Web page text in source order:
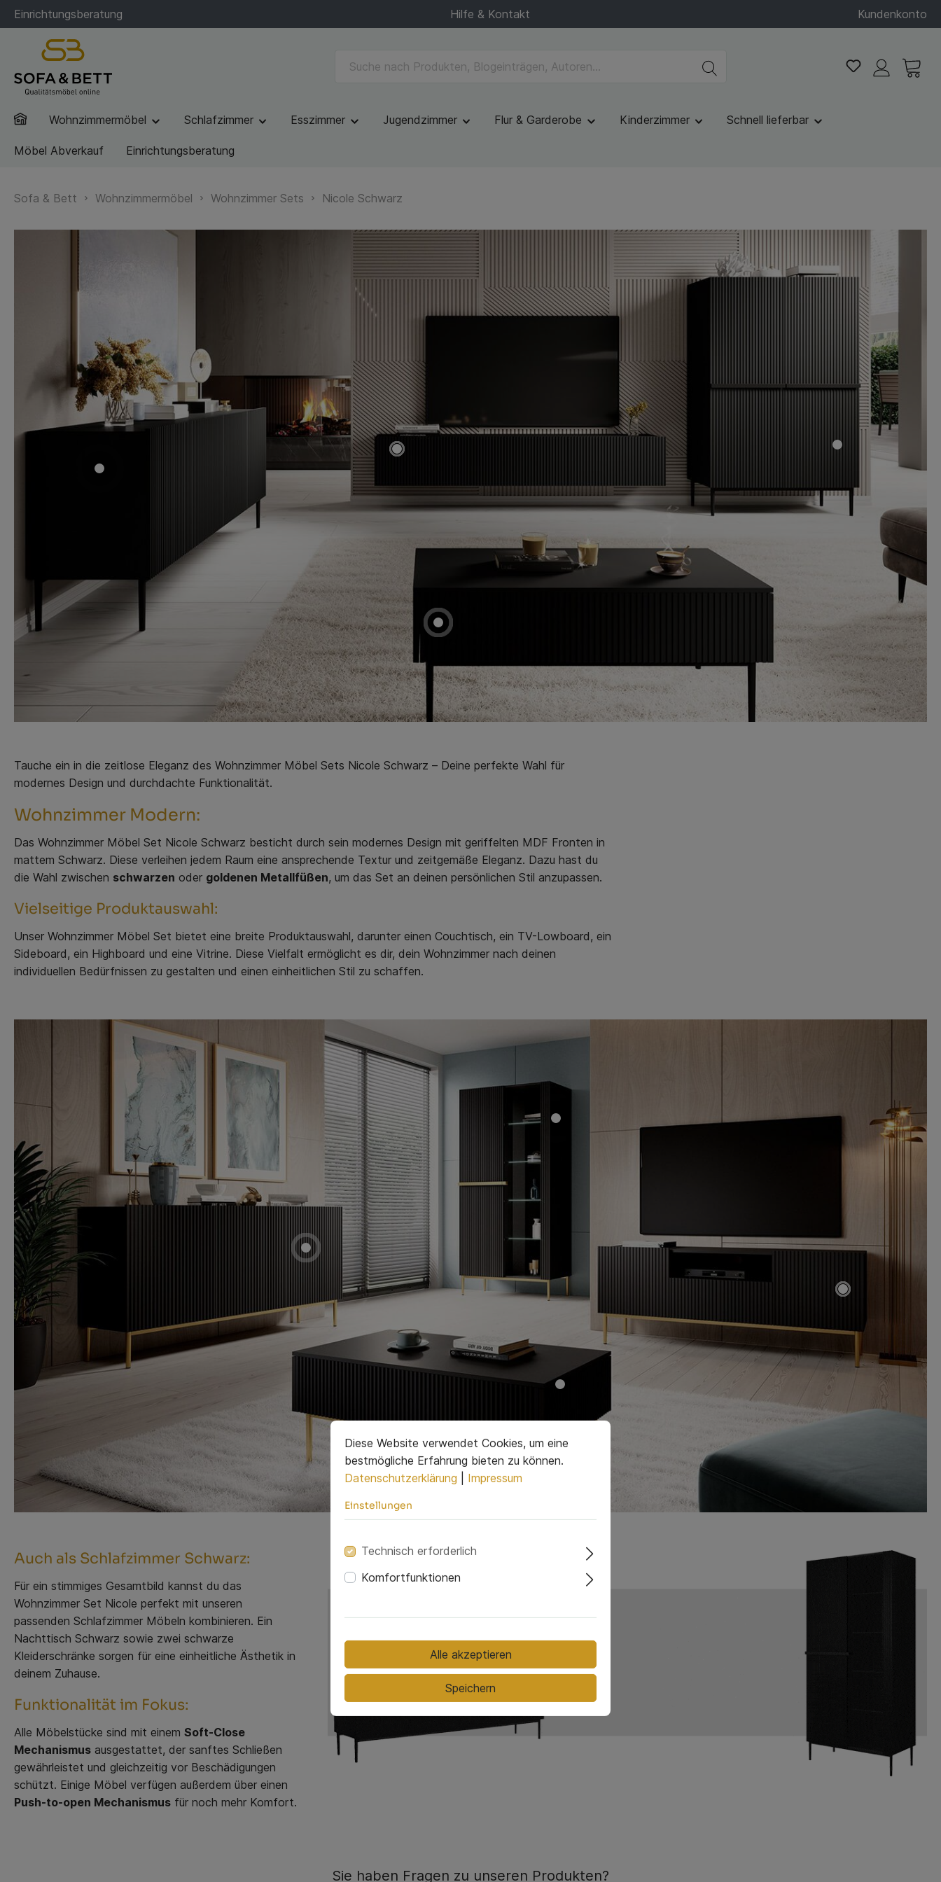
Einrichtungsberatung Hilfe & Kontakt Kundenkonto
Wohnzimmermöbel Schlafzimmer Esszimmer Jugendzimmer Flur & Garderobe Kinderzimmer Schnell lieferbar
Möbel Abverkauf Einrichtungsberatung
Sofa & Bett Wohnzimmermöbel Wohnzimmer Sets Nicole Schwarz
Tauche ein in die zeitlose Eleganz des Wohnzimmer Möbel Sets Nicole Schwarz – Deine perfekte Wahl für
modernes Design und durchdachte Funktionalität.
Wohnzimmer Modern:
Das Wohnzimmer Möbel Set Nicole Schwarz besticht durch sein modernes Design mit geriffelten MDF Fronten in
mattem Schwarz. Diese verleihen jedem Raum eine ansprechende Textur und zeitgemäße Eleganz. Dazu hast du
die Wahl zwischen schwarzen oder goldenen Metallfüßen, um das Set an deinen persönlichen Stil anzupassen.
Vielseitige Produktauswahl:
Unser Wohnzimmer Möbel Set bietet eine breite Produktauswahl, darunter einen Couchtisch, ein TV-Lowboard, ein
Sideboard, ein Highboard und eine Vitrine. Diese Vielfalt ermöglicht es dir, dein Wohnzimmer nach deinen
individuellen Bedürfnissen zu gestalten und einen einheitlichen Stil zu schaffen.
Auch als Schlafzimmer Schwarz:
Für ein stimmiges Gesamtbild kannst du das
Wohnzimmer Set Nicole perfekt mit unseren
passenden Schlafzimmer Möbeln kombinieren. Ein
Nachttisch Schwarz sowie zwei schwarze
Kleiderschränke sorgen für eine einheitliche Ästhetik in
deinem Zuhause.
Funktionalität im Fokus:
Alle Möbelstücke sind mit einem Soft-Close
Mechanismus ausgestattet, der sanftes Schließen
gewährleistet und gleichzeitig vor Beschädigungen
schützt. Einige Möbel verfügen außerdem über einen
Push-to-open Mechanismus für noch mehr Komfort.
Sie haben Fragen zu unseren Produkten?
Diese Website verwendet Cookies, um eine
bestmögliche Erfahrung bieten zu können.
Datenschutzerklärung
Impressum
Einstellungen
Technisch erforderlich
Komfortfunktionen
Alle akzeptieren
Speichern